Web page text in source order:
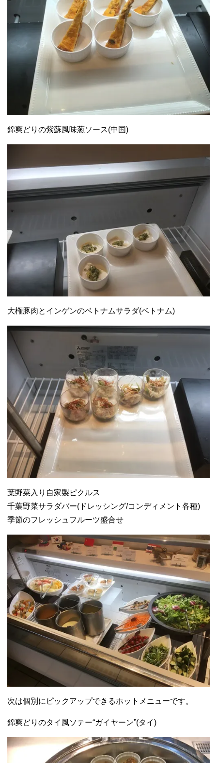
錦爽どりの紫蘇風味葱ソース(中国)
大権豚肉とインゲンのベトナムサラダ(ベトナム)
葉野菜入り自家製ピクルス
千葉野菜サラダバー(ドレッシング/コンディメント各種)
季節のフレッシュフルーツ盛合せ
次は個別にピックアップできるホットメニューです。
錦爽どりのタイ風ソテー“ガイヤーン”(タイ)